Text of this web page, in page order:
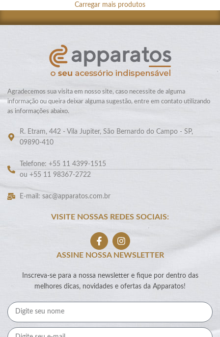
Carregar mais produtos
Agradecemos sua visita em nosso site, caso necessite de alguma
informação ou queira deixar alguma sugestão, entre em contato utilizando
as informações abaixo.
R. Etram, 442 - Vila Jupiter, São Bernardo do Campo - SP,
09890-410
Telefone: +55 11 4399-1515
ou +55 11 98367-2722
E-mail: sac@apparatos.com.br
VISITE NOSSAS REDES SOCIAIS:
ASSINE NOSSA NEWSLETTER
Inscreva-se para a nossa newsletter e fique por dentro das
melhores dicas, novidades e ofertas da Apparatos!